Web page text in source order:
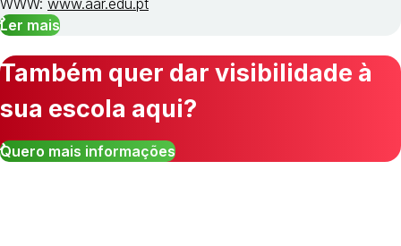
WWW: www.aar.edu.pt
Ler mais
Também quer dar visibilidade à
sua escola aqui?
Quero mais informações